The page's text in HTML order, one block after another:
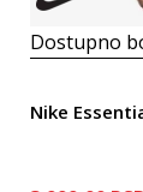
Dostupno
Nike